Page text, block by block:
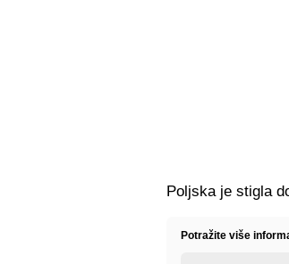
Poljska je stigla
Potražite više